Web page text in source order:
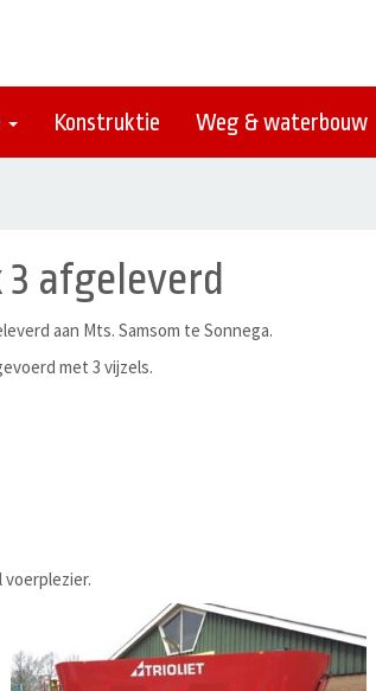
Konstruktie Weg & waterbouw
afgeleverd
aan Mts. Samsom te Sonnega.
met 3 vijzels.
voerplezier.